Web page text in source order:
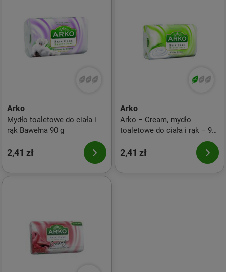
Arko
Mydło toaletowe do ciała i
rąk Bawełna 90 g
2,41 zł
Arko
Arko − Cream, mydło
toaletowe do ciała i rąk − 90
2,41 zł